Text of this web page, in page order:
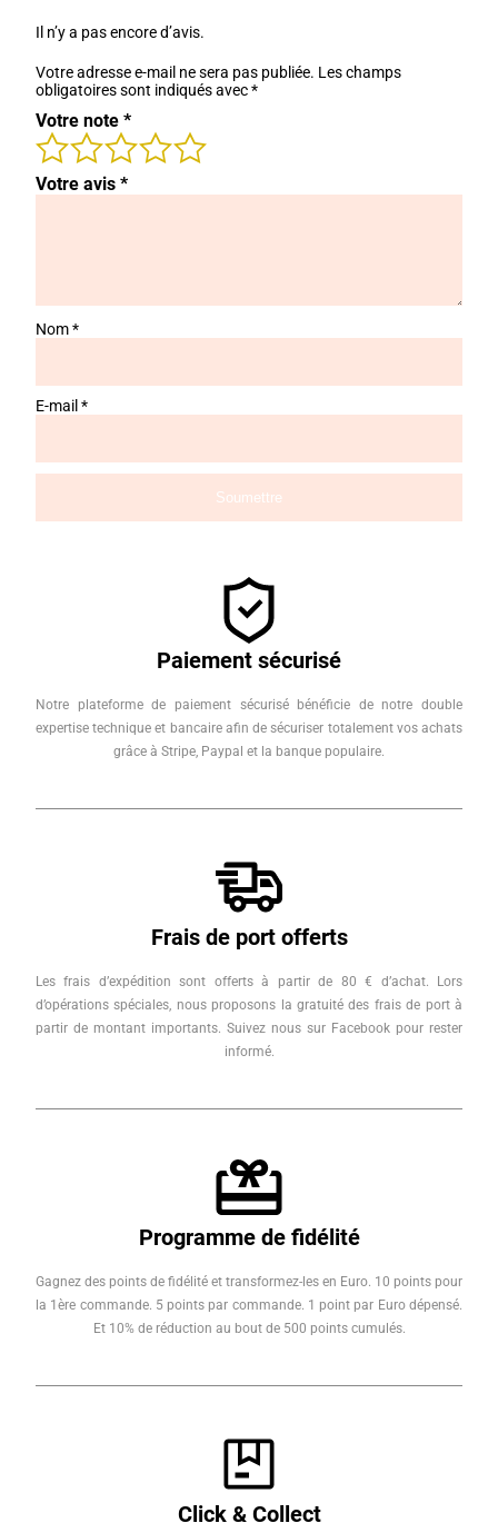
Il n’y a pas encore d’avis.
Votre adresse e-mail ne sera pas publiée. Les champs
obligatoires sont indiqués avec*
Votre note *
Votre avis *
Nom*
E-mail *
Paiement sécurisé
Notre plateforme de paiement sécurisé bénéficie de notre double
expertise technique et bancaire afin de sécuriser totalement vos achats
grâce à Stripe, Paypal et la banque populaire.
Frais de port offerts
Les frais d’expédition sont offerts à partir de 80 € d’achat. Lors
d’opérations spéciales, nous proposons la gratuité des frais de port à
partir de montant importants. Suivez nous sur Facebook pour rester
informé.
Programme de fidélité
Gagnez des points de fidélité et transformez-les en Euro. 10 points pour
la 1ère commande. 5 points par commande. 1 point par Euro dépensé.
Et 10% de réduction au bout de 500 points cumulés.
Click & Collect